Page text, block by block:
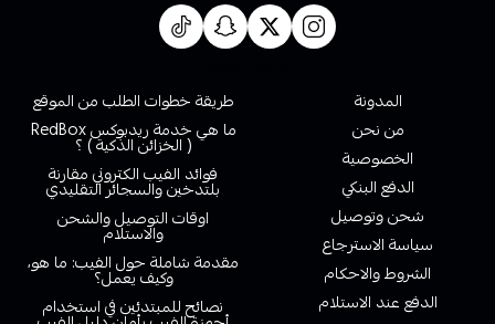
المدونة
من نحن
الخصوصية
الدفع البنكي
شحن وتوصيل
سياسة الاسترجاع
الشروط والاحكام
الدفع عند الاستلام
طريقة خطوات الطلب من الموقع
ما هي خدمة ريدبوكس RedBox
( الخزائن الذكية ) ؟
فوائد الفيب الكتروني مقارنة
بلتدخين والسجائر التقليدي
اوقات التوصيل والشحن
والاستلام
مقدمة شاملة حول الفيب: ما هو،
وكيف يعمل؟
نصائح للمبتدئين في استخدام